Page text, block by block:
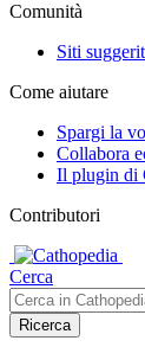
Comunità
Siti
Come aiutare
Spargi la
Collabora
Il plugin di
Contributori
Cerca
Ricerca